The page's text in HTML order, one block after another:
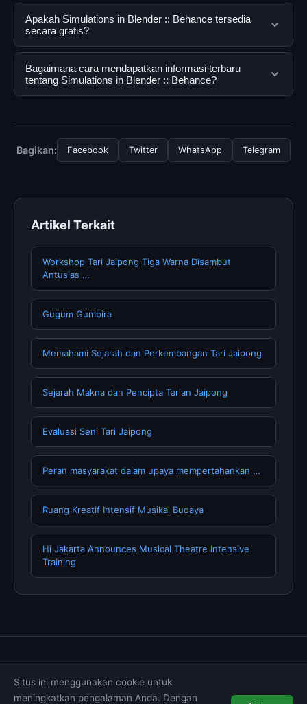
Simulations in Blender :: Behance adalah layanan digital
yang dirancang untuk membantu pengguna
mendapatkan informasi lengkap dan terpercaya. Anda
dapat menggunakannya dengan mengunjungi situs
resmi dan mengikuti panduan yang tersedia.
Apakah Simulations in Blender :: Behance tersedia
secara gratis?
Ya, Simulations in Blender :: Behance dapat diakses
secara gratis oleh semua pengguna. Tidak ada biaya
tersembunyi atau langganan yang diperlukan untuk
Bagaimana cara mendapatkan informasi terbaru
tentang Simulations in Blender :: Behance?
mengunjungi halaman resmi kami secara berkala. Kami
selalu memperbarui konten dengan informasi terkini dan
Bagikan: Facebook Twitter WhatsApp Telegram
Artikel Terkait
Workshop Tari Jaipong Tiga Warna Disambut
Antusias …
Gugum Gumbira
Memahami Sejarah dan Perkembangan Tari Jaipong
Sejarah Makna dan Pencipta Tarian Jaipong
Evaluasi Seni Tari Jaipong
Peran masyarakat dalam upaya mempertahankan …
Ruang Kreatif Intensif Musikal Budaya
Hi Jakarta Announces Musical Theatre Intensive
Training
Syarat & Ketentuan
Situs ini menggunakan cookie untuk
meningkatkan pengalaman Anda. Dengan